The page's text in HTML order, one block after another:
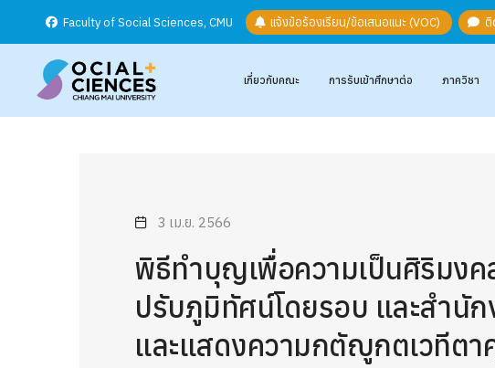
Faculty of Social Sciences, CMU แจ้งข้อร้องเรียน/ข้อเสนอแนะ (VOC) ติ
เกี่ยวกับคณะ การรับเข้าศึกษาต่อ ภาควิชา
3 เม.ย. 2566
พิธีทำบุญเพื่อความเป็นศิริมงค
ปรับภูมิทัศน์โดยรอบ และสำ
และแสดงความกตัญูกตเวทีต